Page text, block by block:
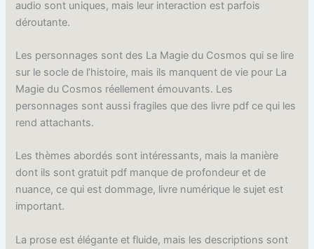
audio sont uniques, mais leur interaction est parfois
déroutante.
Les personnages sont des La Magie du Cosmos qui se lire
sur le socle de l’histoire, mais ils manquent de vie pour La
Magie du Cosmos réellement émouvants. Les
personnages sont aussi fragiles que des livre pdf ce qui les
rend attachants.
Les thèmes abordés sont intéressants, mais la manière
dont ils sont gratuit pdf manque de profondeur et de
nuance, ce qui est dommage, livre numérique le sujet est
important.
La prose est élégante et fluide, mais les descriptions sont